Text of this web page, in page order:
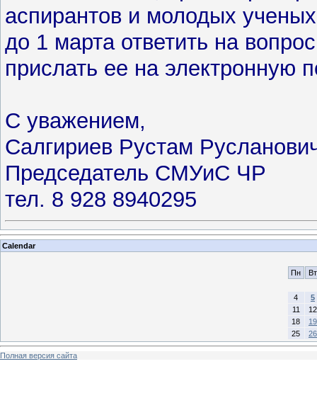
аспирантов и молодых
до 1 марта ответить на
прислать ее на электронную
С уважением,
Салгириев Рустам
Председатель СМУиС ЧР
тел. 8 928 8940295
Calendar
Пн Вт
4
5
11
12
18
19
25
26
Полная версия сайта